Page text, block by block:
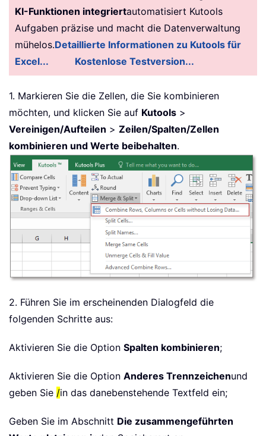
KI-Funktionen integriertautomatisiert Kutools
Aufgaben präzise und macht die Datenverwaltung
mühelos.Detaillierte Informationen zu Kutools für
Excel...
Kostenlose Testversion...
1. Markieren Sie die Zellen, die Sie kombinieren
möchten, und klicken Sie auf Kutools >
Vereinigen/Aufteilen > Zeilen/Spalten/Zellen
kombinieren und Werte beibehalten.
2. Führen Sie im erscheinenden Dialogfeld die
folgenden Schritte aus:
Aktivieren Sie die Option Spalten kombinieren;
Aktivieren Sie die Option Anderes Trennzeichenund
geben Sie /in das danebenstehende Textfeld ein;
Geben Sie im Abschnitt Die zusammengeführten